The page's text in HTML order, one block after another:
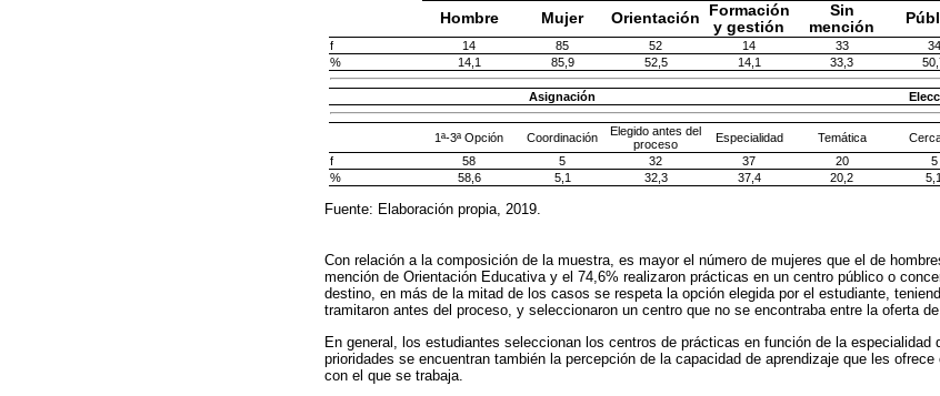
Hombre Mujer Orientación
Formación
y gestión
Sin
mención
f 14 85 52 14 33 34
%
14,1 85,9 52,5 14,1 33,3
Asignación
1ª-3ª Opción Coordinación
Elegido antes del
proceso
Especialidad Temática
f
58 5 32 37 20 5
%
58,6 5,1 32,3 37,4 20,2 5,1
Fuente: Elaboración propia, 2019.
Con relación a la composición de la muestra, es mayor el número de mujeres que el de
mención de Orientación Educativa y el 74,6% realizaron prácticas en un centro público o
destino, en más de la mitad de los casos se respeta la opción elegida por el estudiante,
tramitaron antes del proceso, y seleccionaron un centro que no se encontraba entre la oferta
En general, los estudiantes seleccionan los centros de prácticas en función de la especialidad
prioridades se encuentran también la percepción de la capacidad de aprendizaje que les
con el que se trabaja.